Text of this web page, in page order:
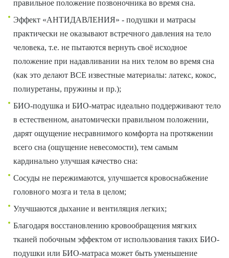
правильное положение позвоночника во время сна.
Эффект «АНТИДАВЛЕНИЯ» - подушки и матрасы
практически не оказывают встречного давления на тело
человека, т.е. не пытаются вернуть своё исходное
положение при надавливании на них телом во время сна
(как это делают ВСЕ известные материалы: латекс, кокос,
полиуретаны, пружины и пр.);
БИО-подушка и БИО-матрас идеально поддерживают тело
в естественном, анатомически правильном положении,
дарят ощущение несравнимого комфорта на протяжении
всего сна (ощущение невесомости), тем самым
кардинально улучшая качество сна:
Сосуды не пережимаются, улучшается кровоснабжение
головного мозга и тела в целом;
Улучшаются дыхание и вентиляция легких;
Благодаря восстановлению кровообращения мягких
тканей побочным эффектом от использования таких БИО-
подушки или БИО-матраса может быть уменьшение